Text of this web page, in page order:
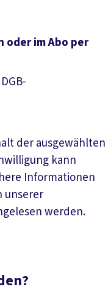
oder im Abo per
der ausgewählten
kann
Informationen
unserer
werden.